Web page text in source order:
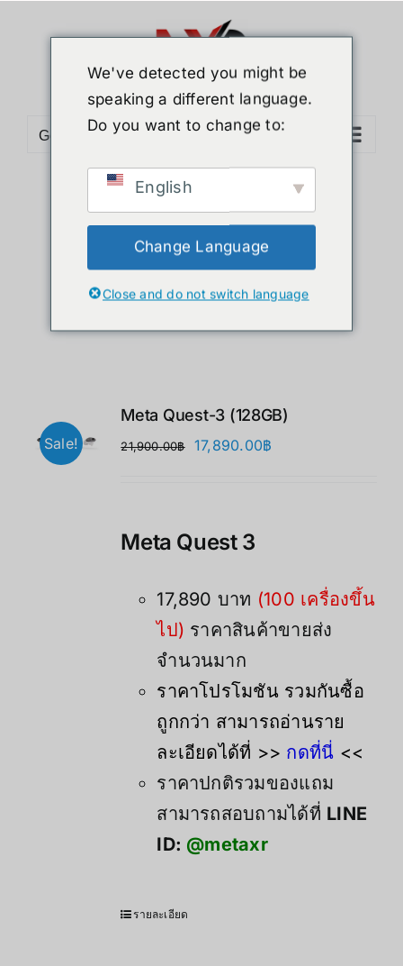
Go to...
Sort byName
Show36 Products
Sale!
Meta Quest-3 (128GB)
21,900.00฿
Original
17,890.00฿
Meta Quest 3
17,890 บาท (100 เครื่องขึ้น
ไป) ราคาสินค้าขายส่ง
จำนวนมาก
ราคาโปรโมชัน รวมกันซื้อ
ถูกกว่า สามารถอ่านราย
ละเอียดได้ที่ >> กดที่นี่ <<
ราคาปกติรวมของแถม
สามารถสอบถามได้ที่ LINE
ID: @metaxr
รายละเอียด
We've detected you might be
speaking a different language.
Do you want to change to:
English
Change Language
Close and do not switch language